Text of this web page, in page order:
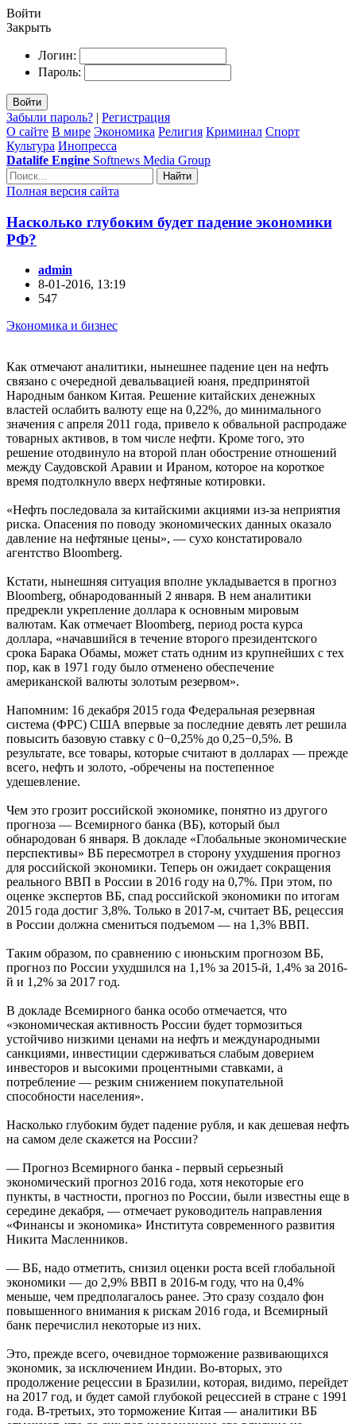
Войти
Закрыть
Логин:
Пароль:
Войти
Забыли пароль? | Регистрация
О сайте В мире Экономика Религия Криминал Спорт
Культура Инопресса
Datalife Engine Softnews Media Group
Найти
Полная версия сайта
Насколько глубоким будет падение экономики
РФ?
admin
8-01-2016, 13:19
547
Экономика и бизнес
Как отмечают аналитики, нынешнее падение цен на нефть
связано с очередной девальвацией юаня, предпринятой
Народным банком Китая. Решение китайских денежных
властей ослабить валюту еще на 0,22%, до минимального
значения с апреля 2011 года, привело к обвальной распродаже
товарных активов, в том числе нефти. Кроме того, это
решение отодвинуло на второй план обострение отношений
между Саудовской Аравии и Ираном, которое на короткое
время подтолкнуло вверх нефтяные котировки.
«Нефть последовала за китайскими акциями из-за неприятия
риска. Опасения по поводу экономических данных оказало
давление на нефтяные цены», — сухо констатировало
агентство Bloomberg.
Кстати, нынешняя ситуация вполне укладывается в прогноз
Bloomberg, обнародованный 2 января. В нем аналитики
предрекли укрепление доллара к основным мировым
валютам. Как отмечает Bloomberg, период роста курса
доллара, «начавшийся в течение второго президентского
срока Барака Обамы, может стать одним из крупнейших с тех
пор, как в 1971 году было отменено обеспечение
американской валюты золотым резервом».
Напомним: 16 декабря 2015 года Федеральная резервная
система (ФРС) США впервые за последние девять лет решила
повысить базовую ставку с 0−0,25% до 0,25−0,5%. В
результате, все товары, которые считают в долларах — прежде
всего, нефть и золото, -обречены на постепенное
удешевление.
Чем это грозит российской экономике, понятно из другого
прогноза — Всемирного банка (ВБ), который был
обнародован 6 января. В докладе «Глобальные экономические
перспективы» ВБ пересмотрел в сторону ухудшения прогноз
для российской экономики. Теперь он ожидает сокращения
реального ВВП в России в 2016 году на 0,7%. При этом, по
оценке экспертов ВБ, спад российской экономики по итогам
2015 года достиг 3,8%. Только в 2017-м, считает ВБ, рецессия
в России должна смениться подъемом — на 1,3% ВВП.
Таким образом, по сравнению с июньским прогнозом ВБ,
прогноз по России ухудшился на 1,1% за 2015-й, 1,4% за 2016-
й и 1,2% за 2017 год.
В докладе Всемирного банка особо отмечается, что
«экономическая активность России будет тормозиться
устойчиво низкими ценами на нефть и международными
санкциями, инвестиции сдерживаться слабым доверием
инвесторов и высокими процентными ставками, а
потребление — резким снижением покупательной
способности населения».
Насколько глубоким будет падение рубля, и как дешевая нефть
на самом деле скажется на России?
— Прогноз Всемирного банка - первый серьезный
экономический прогноз 2016 года, хотя некоторые его
пункты, в частности, прогноз по России, были известны еще в
середине декабря, — отмечает руководитель направления
«Финансы и экономика» Института современного развития
Никита Масленников.
— ВБ, надо отметить, снизил оценки роста всей глобальной
экономики — до 2,9% ВВП в 2016-м году, что на 0,4%
меньше, чем предполагалось ранее. Это сразу создало фон
повышенного внимания к рискам 2016 года, и Всемирный
банк перечислил некоторые из них.
Это, прежде всего, очевидное торможение развивающихся
экономик, за исключением Индии. Во-вторых, это
продолжение рецессии в Бразилии, которая, видимо, перейдет
на 2017 год, и будет самой глубокой рецессией в стране с 1991
года. В-третьих, это торможение Китая — аналитики ВБ